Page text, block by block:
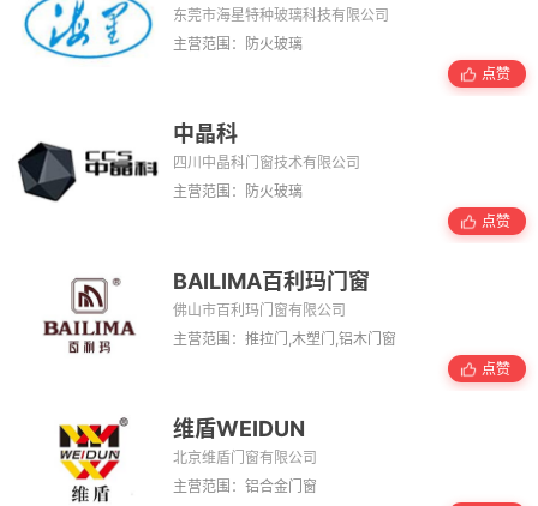
东莞市海星特种玻璃科技有限公司
主营范围：防火玻璃
点赞
中晶科
四川中晶科门窗技术有限公司
主营范围：防火玻璃
点赞
BAILIMA百利玛门窗
佛山市百利玛门窗有限公司
主营范围：推拉门,木塑门,铝木门窗
点赞
维盾WEIDUN
北京维盾门窗有限公司
主营范围：铝合金门窗